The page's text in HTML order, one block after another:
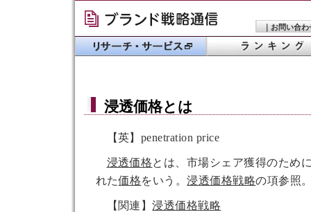
｜ お問い合わ
浸透価格とは
【英】penetration price
浸透価格とは、市場シェア獲得のため
れた価格をいう。浸透価格戦略の項参照
【関連】浸透価格戦略